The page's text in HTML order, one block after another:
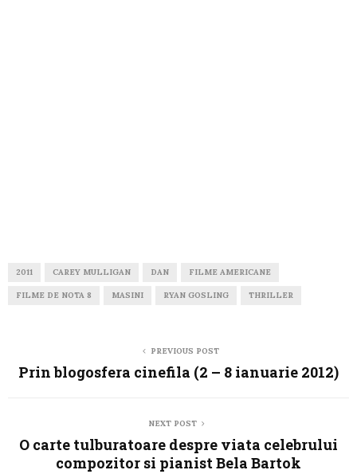
2011 CAREY MULLIGAN DAN FILME AMERICANE
FILME DE NOTA 8 MASINI RYAN GOSLING THRILLER
PREVIOUS POST
Prin blogosfera cinefila (2 – 8 ianuarie 2012)
NEXT POST
O carte tulburatoare despre viata celebrului
compozitor si pianist Bela Bartok